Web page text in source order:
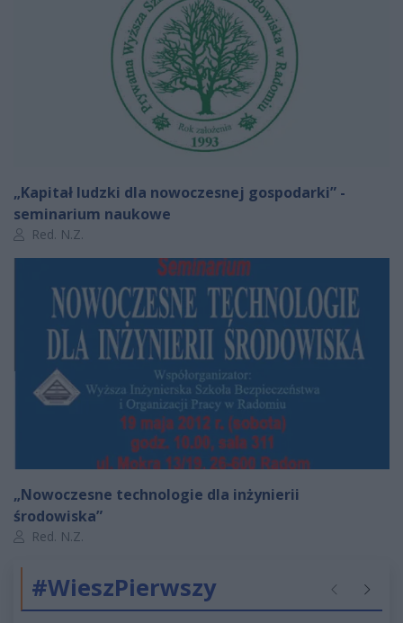
„Kapitał ludzki dla nowoczesnej gospodarki” -
seminarium naukowe
Autor artykułu:
Red. N.Z.
„Nowoczesne technologie dla inżynierii
środowiska”
Autor artykułu:
Red. N.Z.
#WieszPierwszy Poprzednie